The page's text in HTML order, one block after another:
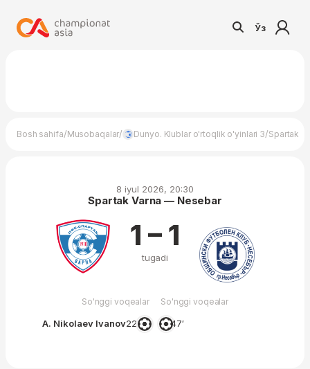
Ўз
Bosh sahifa/Musobaqalar/ Dunyo. Klublar o'rtoqlik o'yinlari 3/Spartak
8 iyul 2026, 20:30
Spartak Varna — Nesebar
So'nggi voqealar
A. Nikolaev Ivanov22′
1 – 1
tugadi
So'nggi voqealar
47′